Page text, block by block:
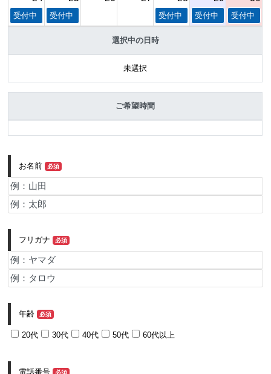
受付中 受付中 受付中 受付中 受付中
2 3
選択中の日時
未選択
ご希望時間
お名前 必須
フリガナ 必須
年齢 必須
20代 30代 40代 50代 60代以上
電話番号 必須